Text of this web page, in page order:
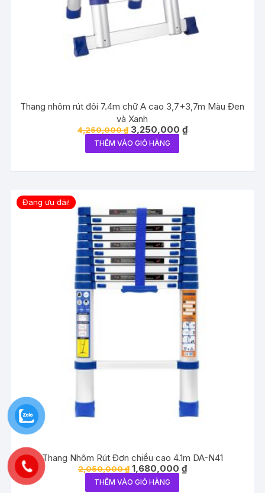
Thang nhôm rút đôi 7.4m chữ A cao 3,7+3,7m Màu Đen
và Xanh
4,250,000₫ Giá
gốc
là:
4,250,000 ₫.
3,250,000 ₫Giá
hiện
THÊM VÀO GIỎ HÀNG
Đang ưu đãi!
Thang Nhôm Rút Đơn chiều cao 4.1m DA-N41
2,050,000₫ Giá
gốc
là:
1,680,000 ₫Giá
hiện
THÊM VÀO GIỎ HÀNG